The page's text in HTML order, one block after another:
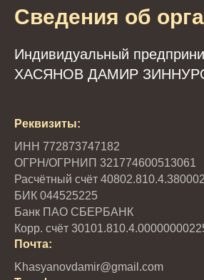
Сведения об
Индивидуальный
ХАСЯНОВ ДАМИР
Реквизиты:
ИНН 772873747182
ОГРН/ОГРНИП 321774600513061
Расчётный счёт
БИК 044525225
Банк ПАО СБЕРБАНК
Корр. счёт
Почта:
Khasyanovdamir@gmail.com